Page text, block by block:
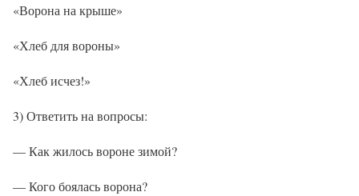
«Ворона на крыше»
«Хлеб для вороны»
«Хлеб исчез!»
3) Ответить на вопросы:
— Как жилось вороне зимой?
— Кого боялась ворона?